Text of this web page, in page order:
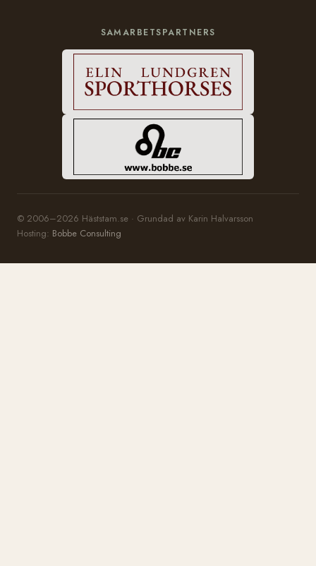
SAMARBETSPARTNERS
© 2006–2026 Häststam.se · Grundad av Karin Halvarsson
Hosting: Bobbe Consulting